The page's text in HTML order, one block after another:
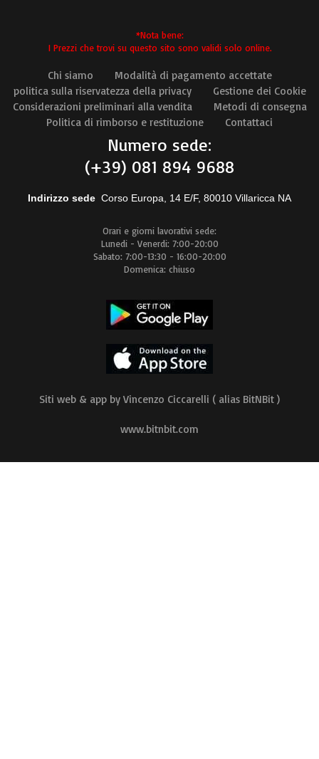
*Nota bene:
I Prezzi che trovi su questo sito sono validi solo online.
Chi siamo
Modalità di pagamento accettate
politica sulla riservatezza della privacy
Gestione dei Cookie
Considerazioni preliminari alla vendita
Metodi di consegna
Politica di rimborso e restituzione
Contattaci
Numero sede:
(+39) 081 894 9688
Indirizzo sede Corso Europa, 14 E/F, 80010 Villaricca NA
Orari e giorni lavorativi sede:
Lunedi - Venerdi: 7:00-20:00
Sabato: 7:00-13:30 - 16:00-20:00
Domenica: chiuso
Siti web & app by Vincenzo Ciccarelli ( alias BitNBit )
www.bitnbit.com